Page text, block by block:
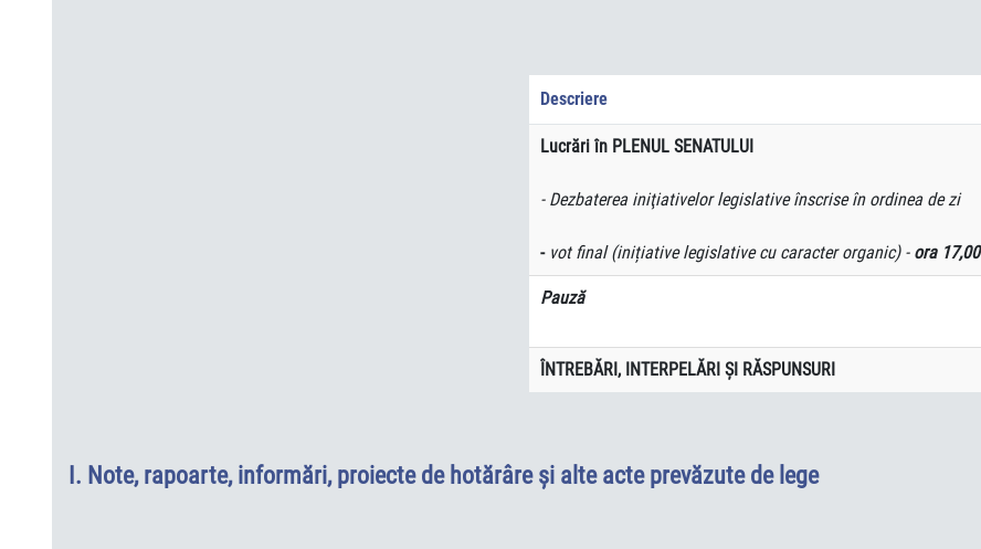
Descriere
Lucrări în PLENUL SENATULUI
- Dezbaterea iniţiativelor legislative înscrise în ordinea de zi
- vot final (inițiative legislative cu caracter organic) - ora 17,00
Pauză
ÎNTREBĂRI, INTERPELĂRI ŞI RĂSPUNSURI
I. Note, rapoarte, informări, proiecte de hotărâre şi alte acte prevăzute de lege